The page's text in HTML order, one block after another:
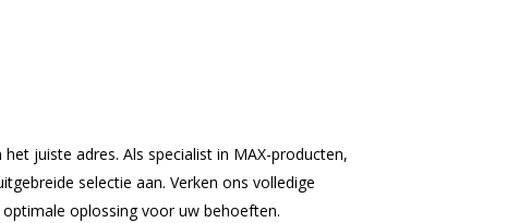
juiste adres. Als specialist in MAX-producten,
selectie aan. Verken ons volledige
oplossing voor uw behoeften.